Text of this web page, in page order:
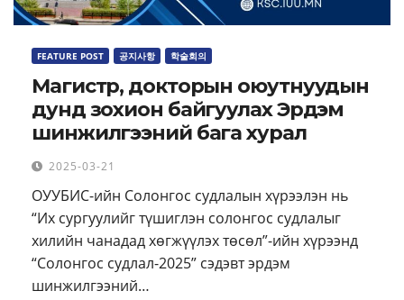
FEATURE POST 공지사항 학술회의
Магистр, докторын оюутнуудын
дунд зохион байгуулах Эрдэм
шинжилгээний бага хурал
2025-03-21
ОУУБИС-ийн Солонгос судлалын хүрээлэн нь
“Их сургуулийг түшиглэн солонгос судлалыг
хилийн чанадад хөгжүүлэх төсөл”-ийн хүрээнд
“Солонгос судлал-2025” сэдэвт эрдэм
шинжилгээний…